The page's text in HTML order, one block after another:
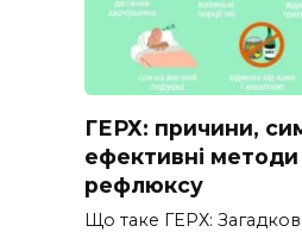
ГЕРХ: причини,
ефективні методи
рефлюксу
Що таке ГЕРХ: